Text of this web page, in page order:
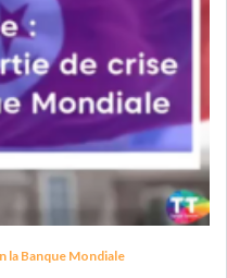
la Banque Mondiale